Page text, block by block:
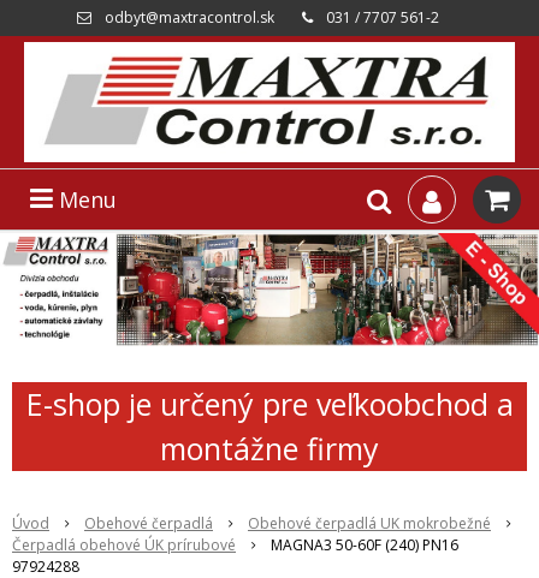
odbyt@maxtracontrol.sk 031 / 7707 561-2
Menu
E-shop je určený pre veľkoobchod a
montážne firmy
Úvod Obehové čerpadlá
Obehové čerpadlá UK mokrobežné
Čerpadlá obehové ÚK prírubové
MAGNA3 50-60F (240) PN16
97924288